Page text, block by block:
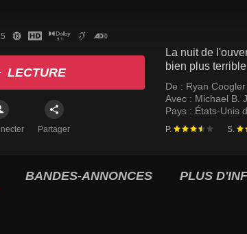
LECTURE
Partager
La nuit de
bien plus
De : Ryan Coogler
Avec : Michael B.
Pays : États-Unis
P. S.
BANDES-ANNONCES PLUS